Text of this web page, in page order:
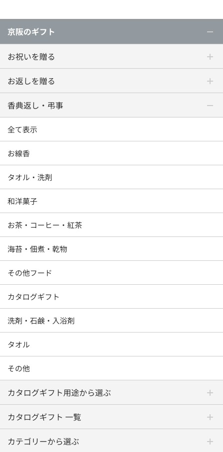
京阪のギフト
お祝いを贈る
お返しを贈る
香典返し・弔事
全て表示
お線香
タオル・洗剤
和洋菓子
お茶・コーヒー・紅茶
海苔・佃煮・乾物
その他フード
カタログギフト
洗剤・石鹸・入浴剤
タオル
その他
カタログギフト用途から選ぶ
カタログギフト 一覧
カテゴリーから選ぶ